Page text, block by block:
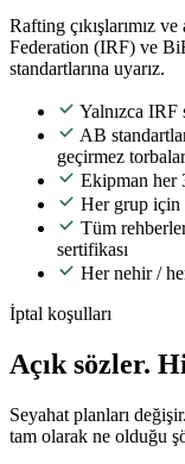
Rafting çıkışlarımız
Federation (IRF) ve
standartlarına uyarız.
Yalnızca IRF
AB
geçirmez torbalar
Ekipman her
Her grup için
Tüm
sertifikası
Her nehir /
İptal koşulları
Açık sözler.
Seyahat planları
tam olarak ne olduğu